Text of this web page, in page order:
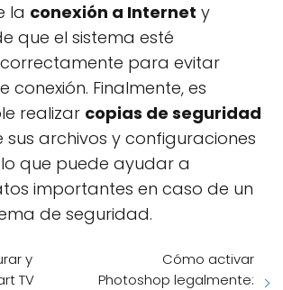
la conexión a Internet y
que el sistema esté
para evitar
conexión. Finalmente, es
realizar copias de seguridad
sus archivos y configuraciones
que puede ayudar a
importantes en caso de un
de seguridad.
y
TV
Cómo activar
Photoshop legalmente: